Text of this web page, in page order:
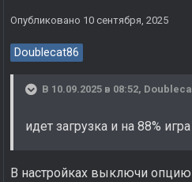
Опубликовано 10 сентября, 2025
Doublecat86
В 10.09.2025 в 08:52,
идет загрузка и на 88%
В настройках выключи